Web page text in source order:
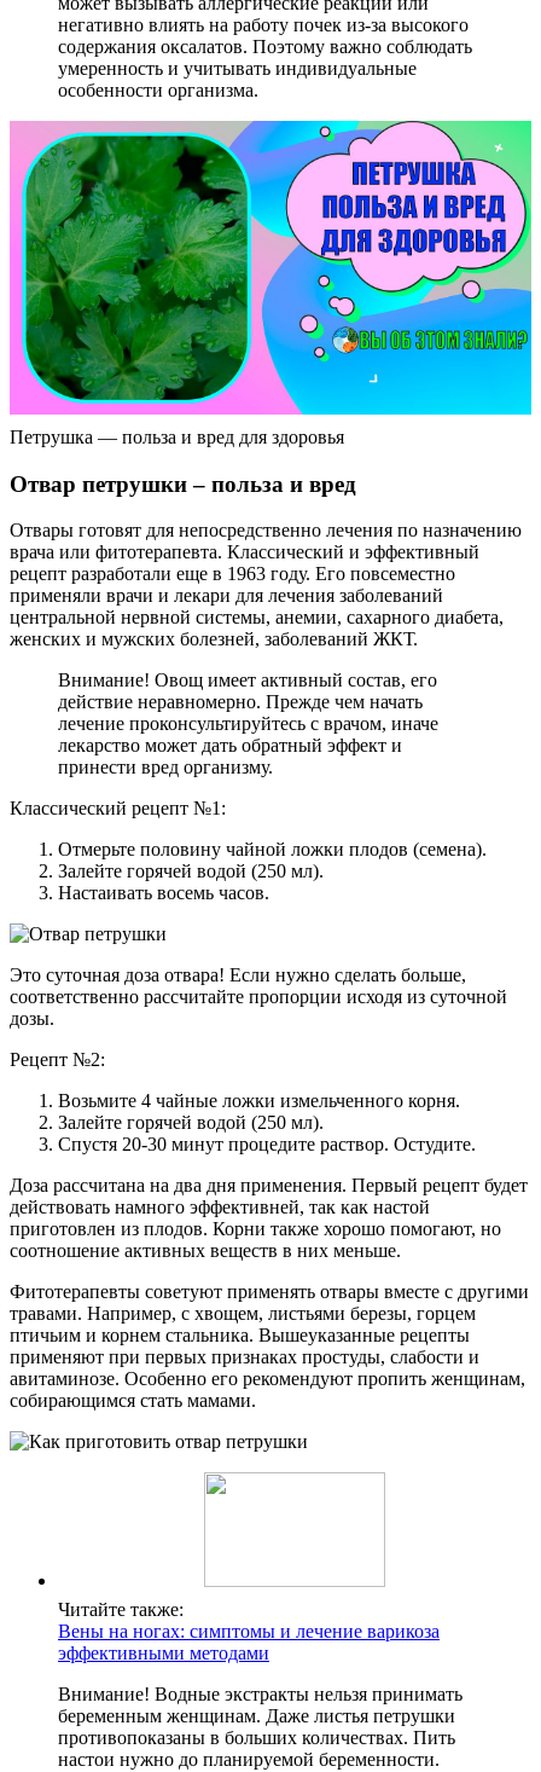
негативно влиять на работу почек из-за высокого
содержания оксалатов. Поэтому важно соблюдать
умеренность и учитывать индивидуальные
особенности организма.
Петрушка — польза и вред для здоровья
Отвар петрушки – польза и вред
Отвары готовят для непосредственно лечения по назначению
врача или фитотерапевта. Классический и эффективный
рецепт разработали еще в 1963 году. Его повсеместно
применяли врачи и лекари для лечения заболеваний
центральной нервной системы, анемии, сахарного диабета,
женских и мужских болезней, заболеваний ЖКТ.
Внимание! Овощ имеет активный состав, его
действие неравномерно. Прежде чем начать
лечение проконсультируйтесь с врачом, иначе
лекарство может дать обратный эффект и
принести вред организму.
Классический рецепт №1:
Отмерьте половину чайной ложки плодов (семена).
Залейте горячей водой (250 мл).
Настаивать восемь часов.
Это суточная доза отвара! Если нужно сделать больше,
соответственно рассчитайте пропорции исходя из суточной
дозы.
Рецепт №2:
Возьмите 4 чайные ложки измельченного корня.
Залейте горячей водой (250 мл).
Спустя 20-30 минут процедите раствор. Остудите.
Доза рассчитана на два дня применения. Первый рецепт будет
действовать намного эффективней, так как настой
приготовлен из плодов. Корни также хорошо помогают, но
соотношение активных веществ в них меньше.
Фитотерапевты советуют применять отвары вместе с другими
травами. Например, с хвощем, листьями березы, горцем
птичьим и корнем стальника. Вышеуказанные рецепты
применяют при первых признаках простуды, слабости и
авитаминозе. Особенно его рекомендуют пропить женщинам,
собирающимся стать мамами.
Читайте также:
Вены на ногах: симптомы и лечение варикоза
эффективными методами
Внимание! Водные экстракты нельзя принимать
беременным женщинам. Даже листья петрушки
противопоказаны в больших количествах. Пить
настои нужно до планируемой беременности.